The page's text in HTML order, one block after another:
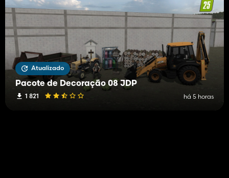
Atualizado
Pacote de Decoração 08 JDP
1 821 há 5 horas